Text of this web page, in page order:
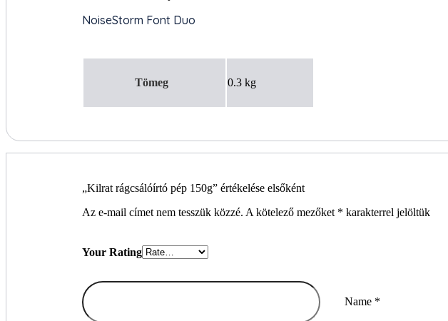
Tömeg 0.3 kg
„Kilrat rágcsálóírtó pép 150g” értékelése elsőként
Az e-mail címet nem tesszük közzé. A kötelező mezőket * karakterrel jelöltük
Name *
Your Rating